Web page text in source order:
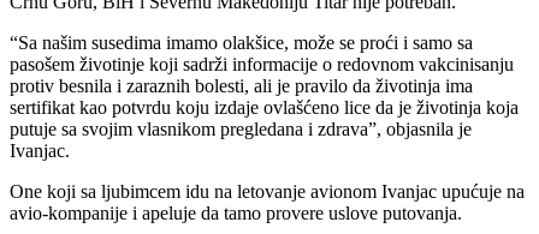
“Sa našim susedima imamo olakšice, može se proći i samo sa
pasošem životinje koji sadrži informacije o redovnom vakcinisanju
protiv besnila i zaraznih bolesti, ali je pravilo da životinja ima
sertifikat kao potvrdu koju izdaje ovlašćeno lice da je životinja koja
putuje sa svojim vlasnikom pregledana i zdrava”, objasnila je
Ivanjac.
One koji sa ljubimcem idu na letovanje avionom Ivanjac upućuje na
avio-kompanije i apeluje da tamo provere uslove putovanja.